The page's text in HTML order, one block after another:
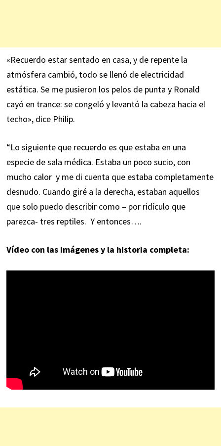
«Recuerdo estar sentado en casa, y de repente la
atmósfera cambió, todo se llenó de electricidad
estática. Se me pusieron los pelos de punta y Ronald
cayó en trance: se congeló y levantó la cabeza hacia el
techo», dice Philip.
“Lo siguiente que recuerdo es que estaba en una
especie de sala médica. Estaba un poco sucio, con
mucho calor y me di cuenta que estaba completamente
desnudo. Cuando giré a la derecha, estaban aquellos
que solo puedo describir como – por ridículo que
parezca- tres reptiles. Y entonces….
Vídeo con las imágenes y la historia completa: